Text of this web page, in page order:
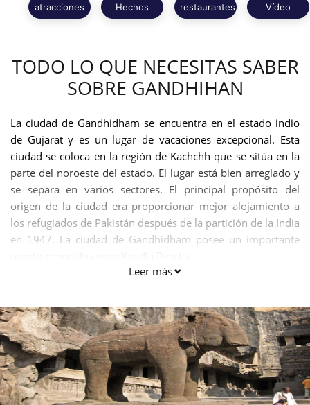
atracciones Hechos restaurantes Vídeo
TODO LO QUE NECESITAS SABER
SOBRE GANDHIHAN
La ciudad de Gandhidham se encuentra en el estado indio
de Gujarat y es un lugar de vacaciones excepcional. Esta
ciudad se coloca en la región de Kachchh que se sitúa en la
parte del noroeste del estado. El lugar está bien arreglado y
se separa en varios sectores. El principal propósito del
origen de la ciudad era proporcionar mejor alojamiento a
los refugiados de Pakistán después de la partición de la India
en 1947. La ciudad de Gandhidham posee un importante
Leer más